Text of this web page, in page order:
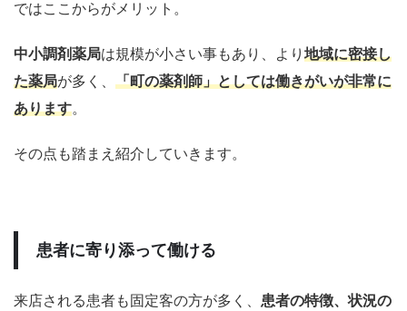
ではここからがメリット。
中小調剤薬局は規模が小さい事もあり、より 地域に密接し
た薬局が多く、 「町の薬剤師」としては働きがいが非常に
あります。
その点も踏まえ紹介していきます。
患者に寄り添って働ける
来店される患者も固定客の方が多く、 患者の特徴、状況の